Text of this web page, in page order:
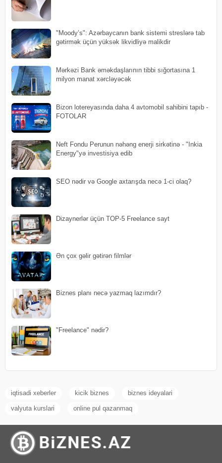
"Moody’s": Azərbaycanın bank sistemi streslərə tab
gətirmək üçün yüksək likvidliyə malikdir
Mərkəzi Bank əməkdaşlarının tibbi sığortasına 1
milyon manat xərcləyəcək
Bizon lotereyasında daha 4 avtomobil sahibini tapıb -
FOTOLAR
Neft Fondu Perunun nəhəng enerji sirkətinə - "Inkia
Energy"yə investisiya edib
SEO nədir və Google axtarışda necə 1-ci olaq?
Dizaynerlər üçün TOP-5 Freelance sayt
Ən çox gəlir gətirən filmlər
Biznes planı necə yazmaq lazımdır?
"Freelance" nədir?
iqtisadi xeberler kicik biznes biznes ideyalari
valyuta kurslari online pul qazanmaq